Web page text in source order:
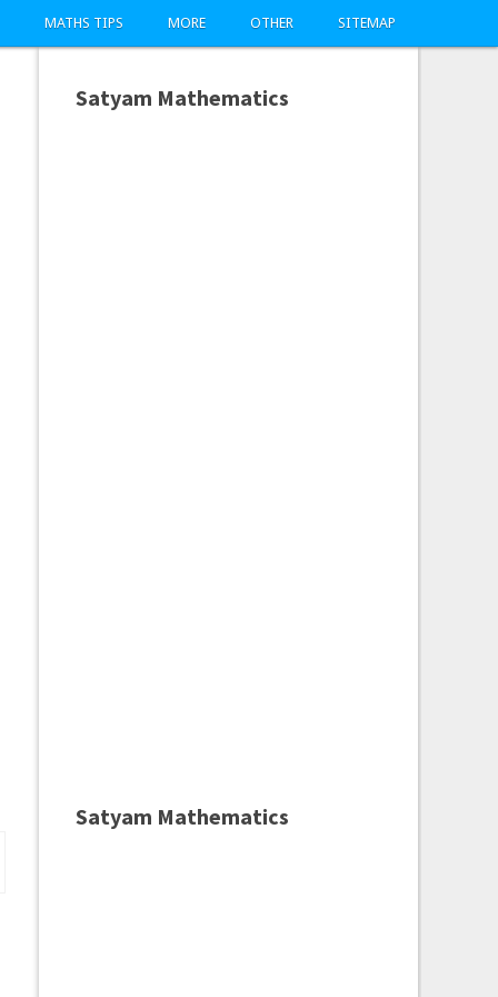
MATHS TIPS MORE OTHER SITEMAP
Satyam Mathematics
Satyam Mathematics